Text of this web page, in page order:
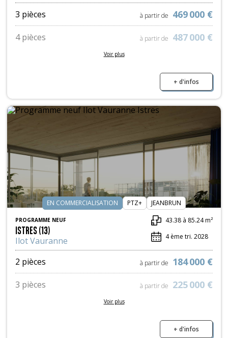
3 pièces à partir de 469 000 €
4 pièces à partir de 487 000 €
Voir plus
+ d'infos
EN COMMERCIALISATION PTZ+ JEANBRUN
PROGRAMME NEUF
ISTRES (13)
Ilot Vauranne
43.38 à 85.24 m²
4 ème tri. 2028
2 pièces à partir de 184 000 €
3 pièces à partir de 225 000 €
Voir plus
+ d'infos